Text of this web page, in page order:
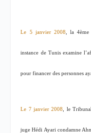
Le 5 janvier 2008, la 4ème
instance de Tunis examine
pour financer des personnes
Le 7 janvier 2008 , le
juge Hédi Ayari condamne